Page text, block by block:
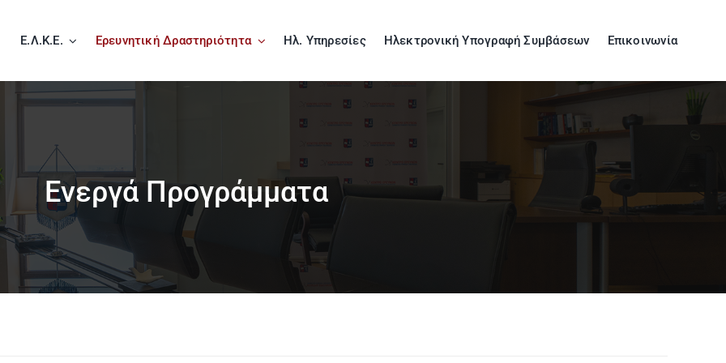
Ε.Λ.Κ.Ε. Ερευνητική Δραστηριότητα Ηλ. Υπηρεσίες Ηλεκτρονική Υπογραφή Συμβάσεων Επικοινωνία
Ενεργά Προγράμματα